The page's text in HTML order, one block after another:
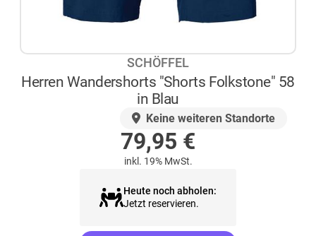
SCHÖFFEL
Herren Wandershorts "Shorts Folkstone" 58
in Blau
Keine weiteren Standorte
79,95 €
inkl. 19% MwSt.
Heute noch abholen:
Jetzt reservieren.